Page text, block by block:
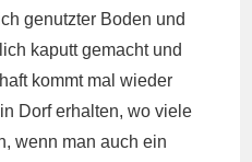
genutzter Boden und
kaputt gemacht und
kommt mal wieder
Dorf erhalten, wo viele
wenn man auch ein